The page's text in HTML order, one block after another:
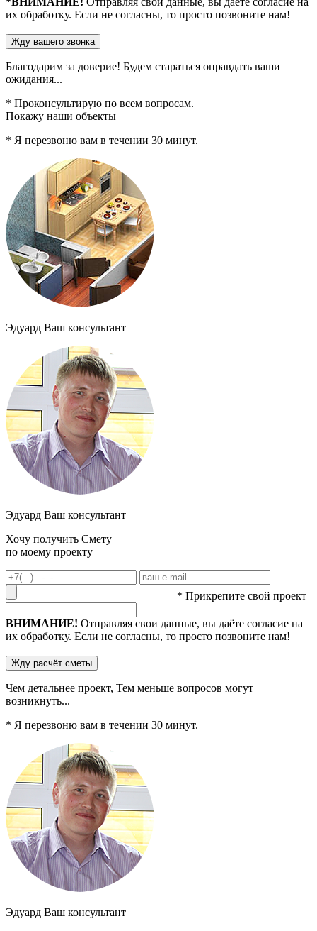
их обработку. Если не согласны, то просто позвоните нам!
Благодарим за доверие! Будем стараться оправдать ваши
ожидания...
* Проконсультирую по всем вопросам.
Покажу наши объекты
* Я перезвоню вам в течении 30 минут.
Эдуард Ваш консультант
Эдуард Ваш консультант
Хочу получить Смету
по моему проекту
* Прикрепите свой проект
ВНИМАНИЕ! Отправляя свои данные, вы даёте согласие на
их обработку. Если не согласны, то просто позвоните нам!
Чем детальнее проект, Тем меньше вопросов могут
возникнуть...
* Я перезвоню вам в течении 30 минут.
Эдуард Ваш консультант